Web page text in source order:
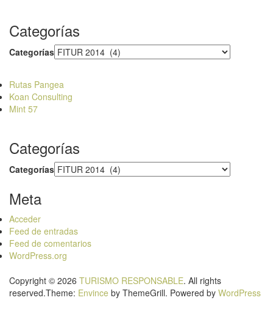
Categorías
Categorías
Rutas Pangea
Koan Consulting
Mint 57
Categorías
Categorías
Meta
Acceder
Feed de entradas
Feed de comentarios
WordPress.org
Copyright © 2026 TURISMO RESPONSABLE. All rights
reserved.Theme: Envince by ThemeGrill. Powered by WordPress